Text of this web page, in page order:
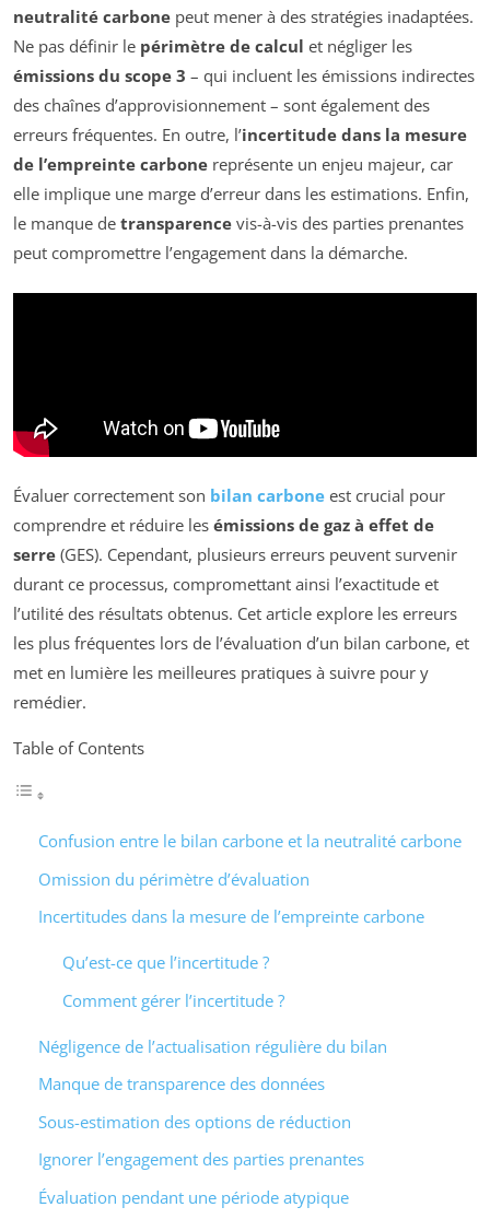
neutralité carbone peut mener à des stratégies inadaptées.
Ne pas définir le périmètre de calcul et négliger les
émissions du scope 3 – qui incluent les émissions indirectes
des chaînes d’approvisionnement – sont également des
erreurs fréquentes. En outre, l’incertitude dans la mesure
de l’empreinte carbone représente un enjeu majeur, car
elle implique une marge d’erreur dans les estimations. Enfin,
le manque de transparence vis-à-vis des parties prenantes
peut compromettre l’engagement dans la démarche.
Évaluer correctement son bilan carbone est crucial pour
comprendre et réduire les émissions de gaz à effet de
serre (GES). Cependant, plusieurs erreurs peuvent survenir
durant ce processus, compromettant ainsi l’exactitude et
l’utilité des résultats obtenus. Cet article explore les erreurs
les plus fréquentes lors de l’évaluation d’un bilan carbone, et
met en lumière les meilleures pratiques à suivre pour y
remédier.
Table of Contents
Confusion entre le bilan carbone et la neutralité carbone
Omission du périmètre d’évaluation
Incertitudes dans la mesure de l’empreinte carbone
Qu’est-ce que l’incertitude ?
Comment gérer l’incertitude ?
Négligence de l’actualisation régulière du bilan
Manque de transparence des données
Sous-estimation des options de réduction
Ignorer l’engagement des parties prenantes
Évaluation pendant une période atypique